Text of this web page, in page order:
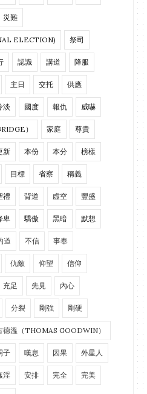
災難
ELECTION) 祭司
認識 講道 降服
主日 交托 供應
淡 國度 報仇 威嚇
） 家庭 尊貴
新 本份 本分 榜樣
目標 省察 稱義
禮 背道 虛空 豐盛
卑 驕傲 黑暗 默想
道 不信 事奉
仇敵 仰望 信仰
充足 先見 內心
分裂 剛強 剛硬
德溫（THOMAS GOODWIN）
子 嘆息 因果 外星人
淫 安排 完全 完美